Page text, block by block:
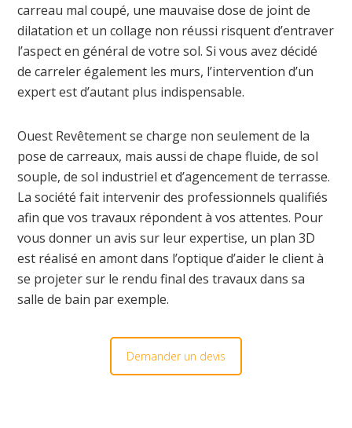
carreau mal coupé, une mauvaise dose de joint de
dilatation et un collage non réussi risquent d’entraver
l’aspect en général de votre sol. Si vous avez décidé
de carreler également les murs, l’intervention d’un
expert est d’autant plus indispensable.
Ouest Revêtement se charge non seulement de la
pose de carreaux, mais aussi de chape fluide, de sol
souple, de sol industriel et d’agencement de terrasse.
La société fait intervenir des professionnels qualifiés
afin que vos travaux répondent à vos attentes. Pour
vous donner un avis sur leur expertise, un plan 3D
est réalisé en amont dans l’optique d’aider le client à
se projeter sur le rendu final des travaux dans sa
salle de bain par exemple.
Demander un devis